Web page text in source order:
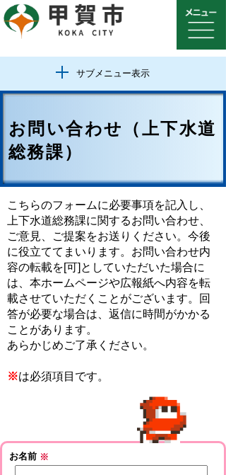
サブメニュー表示
お問い合わせ（上下水道
総務課）
こちらのフォームに必要事項を記入し、
上下水道総務課に関するお問い合わせ、
ご意見、ご提案をお送りください。今後
に役立ててまいります。お問い合わせ内
容の転載を[可]としていただいた場合に
は、本ホームページや広報紙へ内容を転
載させていただくことがございます。回
答が必要な場合は、返信に時間がかかる
ことがあります。
あらかじめご了承ください。
※は必須項目です。
お名前 ※